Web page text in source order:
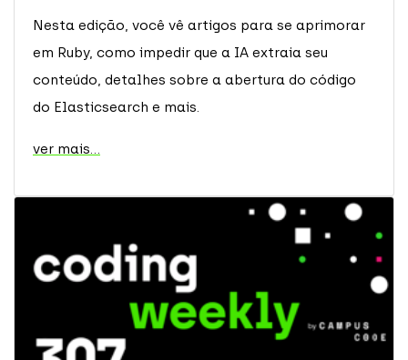
Nesta edição, você vê artigos para se aprimorar
em Ruby, como impedir que a IA extraia seu
conteúdo, detalhes sobre a abertura do código
do Elasticsearch e mais.
ver mais...